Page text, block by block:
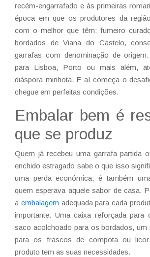
recém-engarrafado e às primeiras
época em que os produtores da
com o melhor que têm: fumeiro
bordados de Viana do Castelo,
garrafas com denominação de
para Lisboa, Porto ou mais além,
diáspora minhota. E aí começa o
chegue em perfeitas condições.
Embalar bem é
que se produz
Quem já recebeu uma garrafa partida
enchido estragado sabe o que isso
uma perda económica, é também
quem esperava aquele sabor de casa.
a embalagemadequada para cada
importante. Uma caixa reforçada para
saco acolchoado para os bordados, um
para os frascos de compota ou licor
produto tem as suas necessidades.